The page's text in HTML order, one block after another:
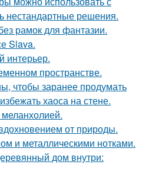
нестандартные решения.
рамок для фантазии.
Slava.
интерьер.
пространстве.
чтобы заранее продумать
хаоса на стене.
от природы.
и металлическими нотками.
дом внутри: